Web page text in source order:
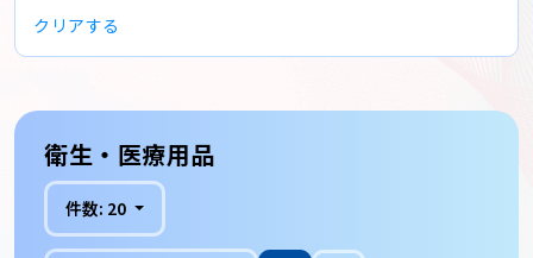
クリアする
衛生・医療用品
件数: 20